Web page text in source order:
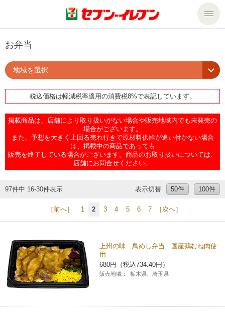
商品のご案内
商品のご案内トップ
今週の新商品
商品カテゴリ一覧
食の安全・安心への取組み
ギフト
プリペイドカード・金券
セール・キャンペーン
サービス
nanacoトップ
マルチコピー機でできることトップ
コピー
プリント
便利なサービス
宅配便
切手・はがき・印紙
セブンチケット
セブン‐イレブンでお受取り
企業情報トップ
ニュースリリース
企業理念
会社概要
私たちの取組み
サステナビリティ
サステナビリティトップ
セブン＆アイ・ホールディングスの重点課題
サステナビリティ活動基本方針
加盟店オーナー募集
アルバイト情報
店舗検索
ネットショッピング
お弁当
地域を選択
税込価格は軽減税率適用の消費税8%で表記しています。
掲載商品は、店舗により取り扱いがない場合や販売地域内でも未発売の
場合がございます。
また、予想を大きく上回る売れ行きで原材料供給が追い付かない場合
は、掲載中の商品であっても
販売を終了している場合がございます。商品のお取り扱いについては、
店舗にお問合せください。
97件中 16-30件表示 表示切替 50件 100件
［前へ］ 1 2 3 4 5 6 7 ［次へ］
上州の味 鳥めし弁当 国産鶏むね肉使
用
680円（税込734.40円）
販売地域： 栃木県、埼玉県